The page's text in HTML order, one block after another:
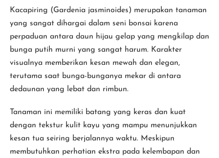
Kacapiring (Gardenia jasminoides) merupakan tanaman
yang sangat dihargai dalam seni bonsai karena
perpaduan antara daun hijau gelap yang mengkilap dan
bunga putih murni yang sangat harum. Karakter
visualnya memberikan kesan mewah dan elegan,
terutama saat bunga-bunganya mekar di antara
dedaunan yang lebat dan rimbun.
Tanaman ini memiliki batang yang keras dan kuat
dengan tekstur kulit kayu yang mampu menunjukkan
kesan tua seiring berjalannya waktu. Meskipun
membutuhkan perhatian ekstra pada kelembapan dan